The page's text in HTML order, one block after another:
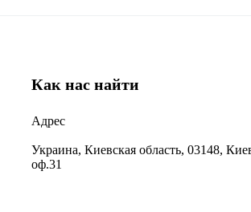
Как нас найти
Адрес
Украина, Киевская область, 03148,
оф.31